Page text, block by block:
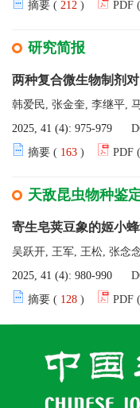
摘要 ( 212 ) PDF
研究简报
两种复合微生物制剂
韩爱民, 张金奎, 李继平,
2025, 41 (4): 975-979
摘要 ( 163 ) PDF
天敌昆虫物种鉴
寄生皂荚豆象的姬小
吴跃开, 王军, 王松, 张念
2025, 41 (4): 980-990
摘要 ( 128 ) PDF